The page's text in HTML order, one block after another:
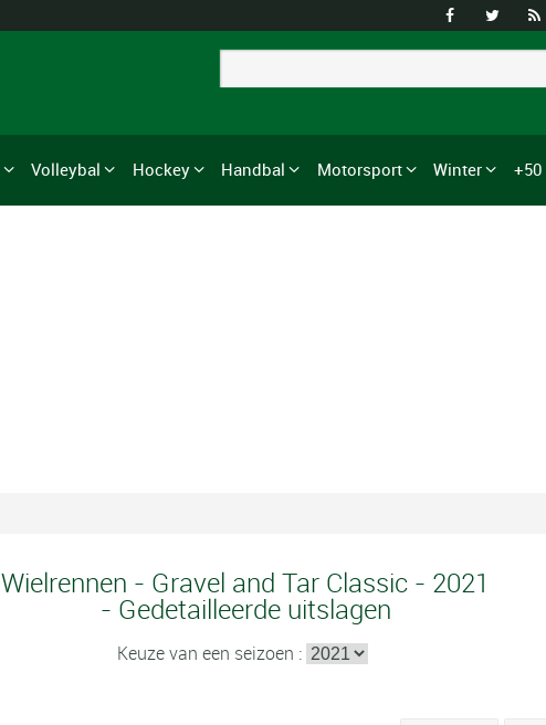
  
Volleybal Hockey Handbal Motorsport Winter
Wielrennen - Gravel and Tar Classic - 2021
- Gedetailleerde uitslagen
Keuze van een seizoen :